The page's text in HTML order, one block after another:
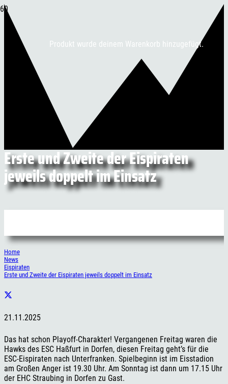
Produkt wurde deinem Warenkorb hinzugefügt.
Erste und Zweite der Eispiraten
jeweils doppelt im Einsatz
Home
News
Eispiraten
Erste und Zweite der Eispiraten jeweils doppelt im Einsatz
21.11.2025
Das hat schon Playoff-Charakter! Vergangenen Freitag waren die
Hawks des ESC Haßfurt in Dorfen, diesen Freitag geht’s für die
ESC-Eispiraten nach Unterfranken. Spielbeginn ist im Eisstadion
am Großen Anger ist 19.30 Uhr. Am Sonntag ist dann um 17.15 Uhr
der EHC Straubing in Dorfen zu Gast.